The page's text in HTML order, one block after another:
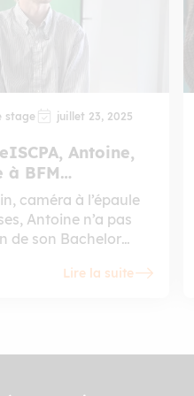
stage juillet 23, 2025
Antoine,
à BFM
caméra à l’épaule
Antoine n’a pas
de son Bachelor
dans le feu de
chaîne locale… au
Lire la suite